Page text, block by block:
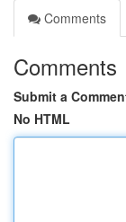
Comments
Comments
Submit a
No HTML